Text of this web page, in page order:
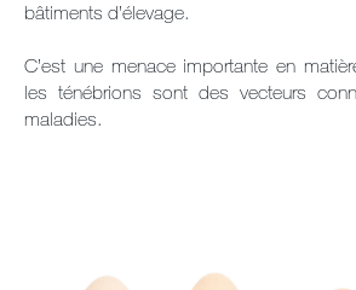
bâtiments d’élevage.
C’est une menace importante en
les ténébrions sont des vecteurs
maladies.